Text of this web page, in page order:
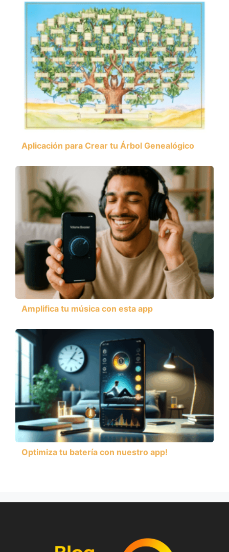
Aplicación para Crear tu Árbol Genealógico
Amplifica tu música con esta app
Optimiza tu batería con nuestro app!